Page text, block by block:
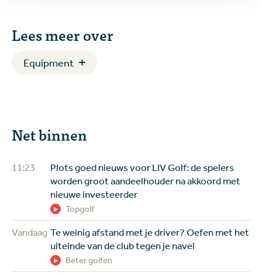
Lees meer over
Equipment
Net binnen
11:23
Plots goed nieuws voor LIV Golf: de spelers
worden groot aandeelhouder na akkoord met
nieuwe investeerder
Topgolf
Vandaag Te weinig afstand met je driver? Oefen met het
uiteinde van de club tegen je navel
Beter golfen